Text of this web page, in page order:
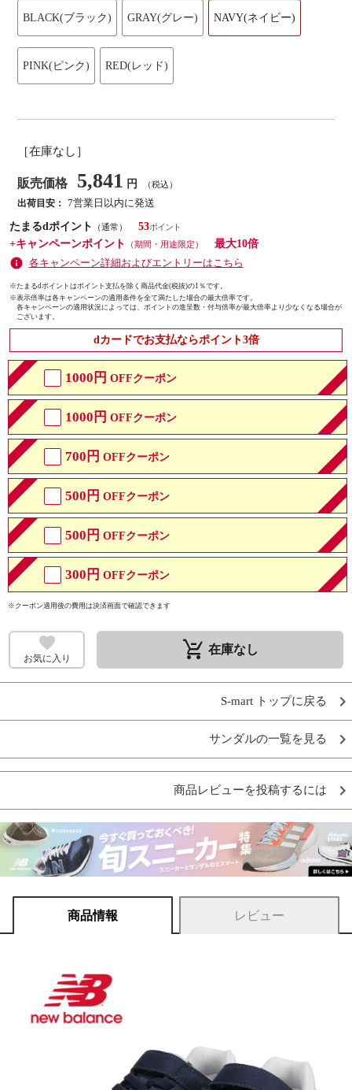
BLACK(ブラック) GRAY(グレー) NAVY(ネイビー)
PINK(ピンク) RED(レッド)
［在庫なし］
販売価格 5,841 円 （税込）
出荷目安： 7営業日以内に発送
たまるdポイント
（通常）
53
+キャンペーンポイント
（期間・用途限定）
最大10倍
各キャンペーン詳細およびエントリーはこちら
※たまるdポイントはポイント支払を除く商品代金(税抜)の1％です。
※表示倍率は各キャンペーンの適用条件を全て満たした場合の最大倍率です。
各キャンペーンの適用状況によっては、ポイントの進呈数・付与倍率が最大倍率より少なくなる場合が
ございます。
dカードでお支払ならポイント3倍
1000円 OFFクーポン
1000円 OFFクーポン
700円 OFFクーポン
500円 OFFクーポン
500円 OFFクーポン
300円 OFFクーポン
※クーポン適用後の費用は決済画面で確認できます
お気に入り remove_shopping_cart 在庫なし
S-mart トップに戻る
サンダルの一覧を見る
商品レビューを投稿するには
商品情報 レビュー